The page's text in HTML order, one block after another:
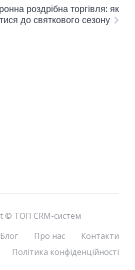
роздрібна торгівля: як
до святкового сезону
© ТОП CRM-систем
Блог Про нас
Контакти
Політика конфіденційності